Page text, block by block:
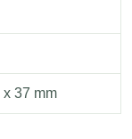
x 37 mm